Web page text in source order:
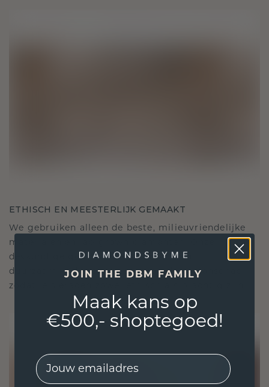
ETHISCH EN MEESTERLIJK GEMAAKT
We gebruiken alleen de beste, milieuvriendelijke
materialen en lab-grown diamanten. Onze
deskundige goudsmeden combineren
duurzaamheid met ongeëvenaard vakmanschap,
zodat je sieraden zowel ethisch als prachtig zijn.
JOIN THE DBM FAMILY
Maak kans op
€500,- shoptegoed!
EMail